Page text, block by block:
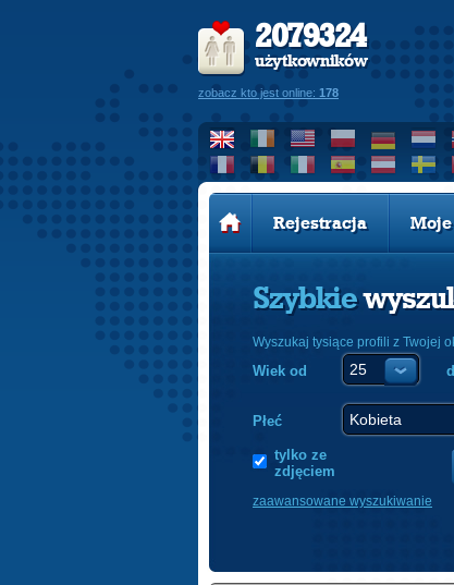
2079324
użytkowników
zobacz kto jest online: 178
Rejestracja Moje
Szybkie
Wyszukaj tysiące profili z Twojej
Wiek od
Płeć
tylko ze
zdjęciem
zaawansowane wyszukiwanie